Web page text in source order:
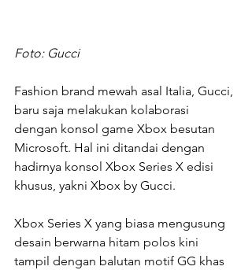
Foto: Gucci
Fashion brand mewah asal Italia, Gucci,
baru saja melakukan kolaborasi
dengan konsol game Xbox besutan
Microsoft. Hal ini ditandai dengan
hadirnya konsol Xbox Series X edisi
khusus, yakni Xbox by Gucci.
Xbox Series X yang biasa mengusung
desain berwarna hitam polos kini
tampil dengan balutan motif GG khas